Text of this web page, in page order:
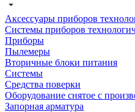
Аксессуары приборов
Системы приборов
Приборы
Пылемеры
Вторичные блоки питания
Системы
Средства поверки
Оборудование снятое с
Запорная арматура